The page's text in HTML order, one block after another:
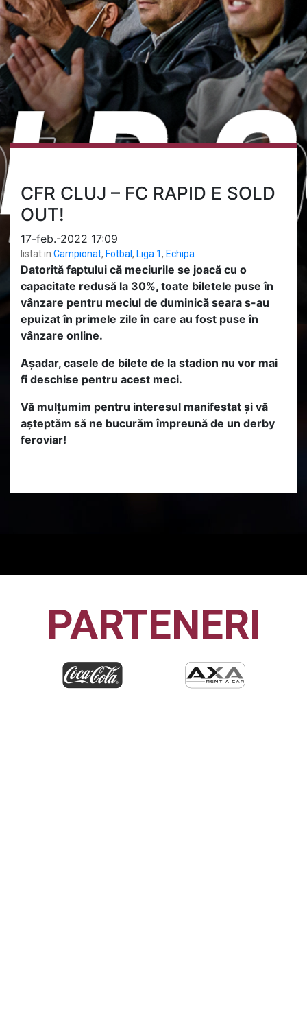
CFR CLUJ – FC RAPID E SOLD
OUT!
17-feb.-2022 17:09
listat in Campionat, Fotbal, Liga 1, Echipa
Datorită faptului că meciurile se joacă cu o
capacitate redusă la 30%, toate biletele puse în
vânzare pentru meciul de duminică seara s-au
epuizat în primele zile în care au fost puse în
vânzare online.
Așadar, casele de bilete de la stadion nu vor mai
fi deschise pentru acest meci.
Vă mulțumim pentru interesul manifestat și vă
așteptăm să ne bucurăm împreună de un derby
feroviar!
PARTENERI